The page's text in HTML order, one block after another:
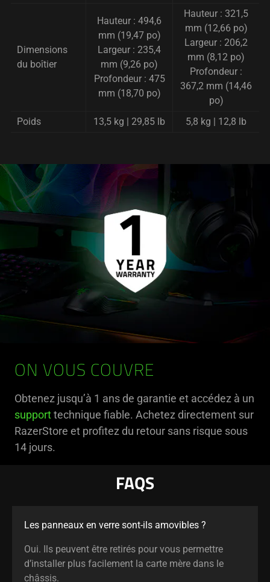
Dimensions
du boîtier
Hauteur : 494,6
mm (19,47 po)
Largeur : 235,4
mm (9,26 po)
Profondeur : 475
mm (18,70 po)
Hauteur : 321,5
mm (12,66 po)
Largeur : 206,2
mm (8,12 po)
Profondeur :
367,2 mm (14,46
po)
Poids
13,5 kg | 29,85 lb 5,8 kg | 12,8 lb
ON VOUS COUVRE
Obtenez jusqu’à 1 ans de garantie et accédez à un
supporttechnique fiable. Achetez directement sur
RazerStore et profitez du retour sans risque sous
14 jours.
FAQS
Les panneaux en verre sont-ils amovibles ?
Oui. Ils peuvent être retirés pour vous permettre
d’installer plus facilement la carte mère dans le
châssis.